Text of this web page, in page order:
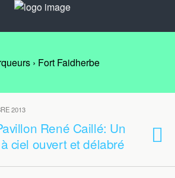
› Fort Faidherbe
2013
René Caillé: Un
ciel ouvert et délabré